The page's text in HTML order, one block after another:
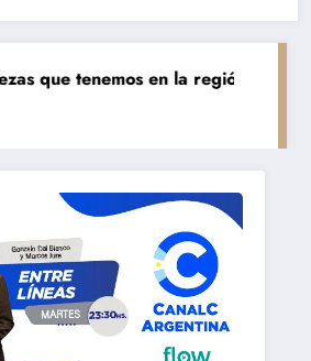
en la región» «Hoy